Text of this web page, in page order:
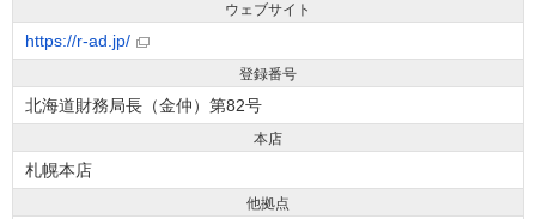
ウェブサイト
https://r-ad.jp/
登録番号
北海道財務局長（金仲）第82号
本店
札幌本店
他拠点